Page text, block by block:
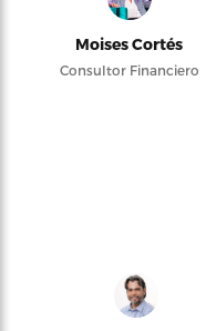
Moises Cortés
Consultor Financiero